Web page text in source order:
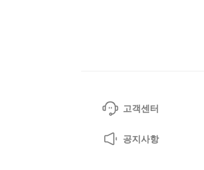
고객센터
공지사항